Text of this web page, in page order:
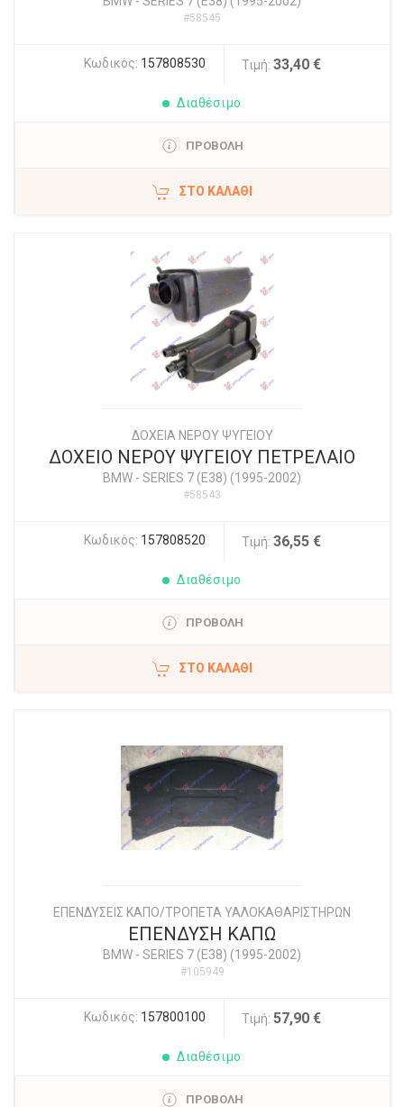
#58545
Κωδικός: 157808530 Τιμή: 33,40 €
Διαθέσιμο
ΠΡΟΒΟΛΗ
ΣΤΟ ΚΑΛΆΘΙ
ΔΟΧΕΙΑ ΝΕΡΟΥ ΨΥΓΕΙΟΥ
ΔΟΧΕΙΟ ΝΕΡΟΥ ΨΥΓΕΙΟΥ ΠΕΤΡΕΛΑΙΟ
BMW - SERIES 7 (E38) (1995-2002)
#58543
Κωδικός: 157808520 Τιμή: 36,55 €
Διαθέσιμο
ΠΡΟΒΟΛΗ
ΣΤΟ ΚΑΛΆΘΙ
ΕΠΕΝΔΥΣΕΙΣ ΚΑΠΟ/ΤΡΟΠΕΤΑ ΥΑΛΟΚΑΘΑΡΙΣΤΗΡΩΝ
ΕΠΕΝΔΥΣΗ ΚΑΠΩ
BMW - SERIES 7 (E38) (1995-2002)
#105949
Κωδικός: 157800100 Τιμή: 57,90 €
Διαθέσιμο
ΠΡΟΒΟΛΗ